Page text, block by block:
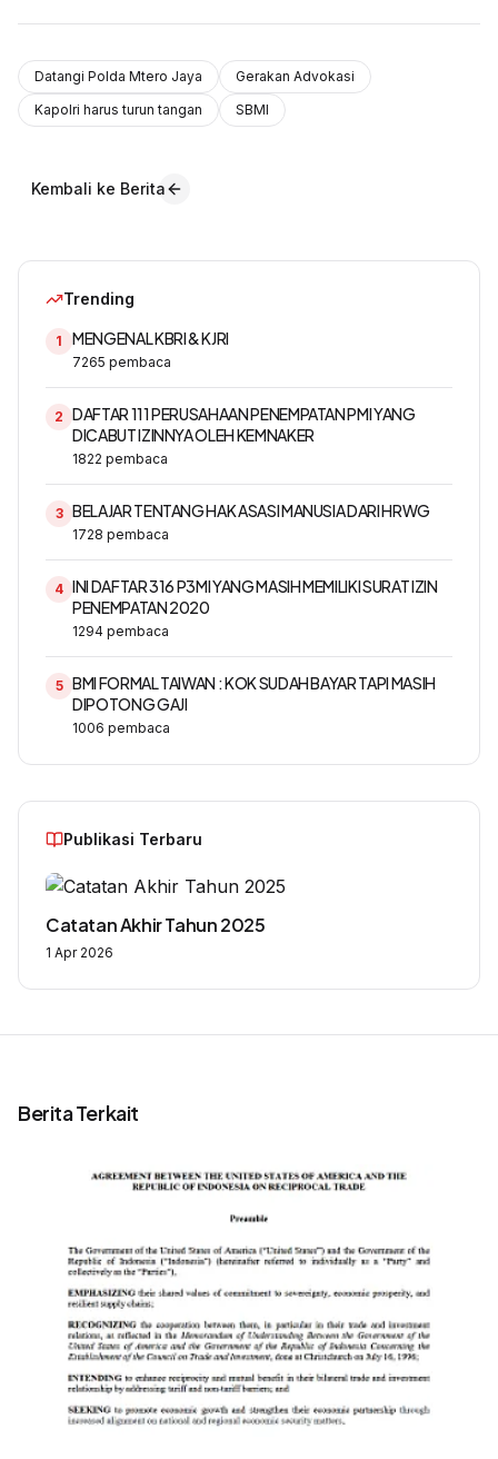
Datangi Polda Mtero Jaya
Gerakan Advokasi
Kapolri harus turun tangan
SBMI
Kembali ke Berita
Trending
1 MENGENAL KBRI & KJRI
7265 pembaca
2 DAFTAR 111 PERUSAHAAN PENEMPATAN PMI YANG
DICABUT IZINNYA OLEH KEMNAKER
1822 pembaca
3 BELAJAR TENTANG HAK ASASI MANUSIA DARI HRWG
1728 pembaca
4 INI DAFTAR 316 P3MI YANG MASIH MEMILIKI SURAT IZIN
PENEMPATAN 2020
1294 pembaca
5 BMI FORMAL TAIWAN : KOK SUDAH BAYAR TAPI MASIH
DIPOTONG GAJI
1006 pembaca
Publikasi Terbaru
Catatan Akhir Tahun 2025
1 Apr 2026
Berita Terkait